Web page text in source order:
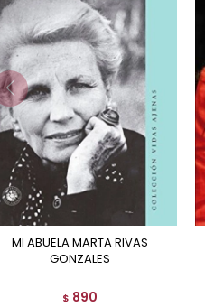
MI ABUELA MARTA RIVAS
GONZALES
$ 890